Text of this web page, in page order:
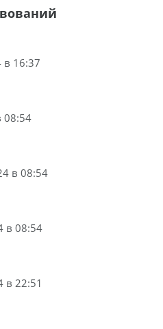
16:37
08:54
в 08:54
в 08:54
в 22:51